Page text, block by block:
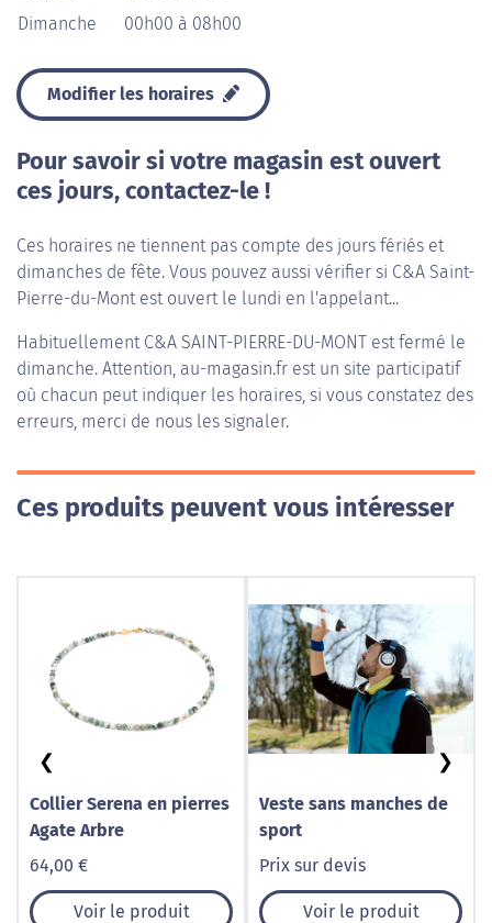
Dimanche
00h00 à 08h00
Modifier les horaires
Pour savoir si votre magasin est ouvert
ces jours, contactez-le !
Ces horaires ne tiennent pas compte des jours fériés et
dimanches de fête. Vous pouvez aussi vérifier si C&A Saint-
Pierre-du-Mont est ouvert le lundi en l'appelant...
Habituellement C&A SAINT-PIERRE-DU-MONT est fermé le
dimanche. Attention, au-magasin.fr est un site participatif
où chacun peut indiquer les horaires, si vous constatez des
erreurs, merci de nous les signaler.
Ces produits peuvent vous intéresser
Collier Serena en pierres
Agate Arbre
64,00 €
Voir le produit
Veste sans manches de
sport
Prix sur devis
Voir le produit
❮ ❯